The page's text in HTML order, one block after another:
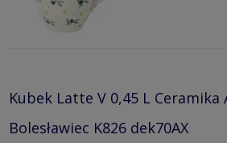
Kubek Latte V 0,45 L Ceramika
Bolesławiec K826 dek70AX